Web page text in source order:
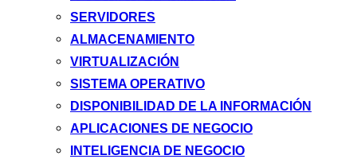
SERVIDORES
ALMACENAMIENTO
VIRTUALIZACIÓN
SISTEMA OPERATIVO
DISPONIBILIDAD DE LA INFORMACIÓN
APLICACIONES DE NEGOCIO
INTELIGENCIA DE NEGOCIO